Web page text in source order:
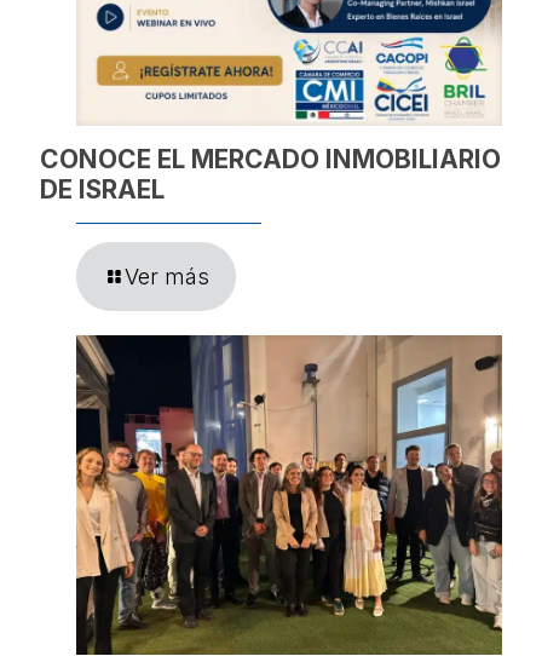
CONOCE EL MERCADO INMOBILIARIO
DE ISRAEL
Ver más